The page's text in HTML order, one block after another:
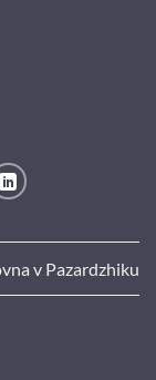
v Pazardzhiku